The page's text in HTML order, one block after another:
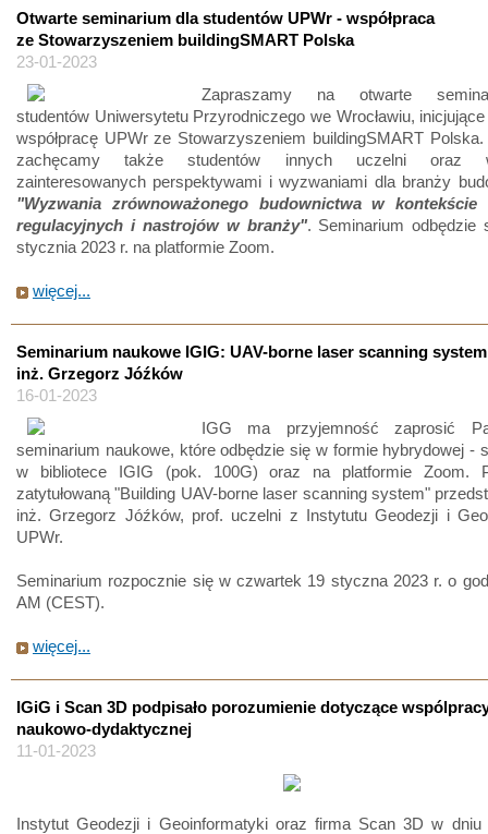
Otwarte seminarium dla studentów UPWr - współpraca
ze Stowarzyszeniem buildingSMART Polska
23-01-2023
Zapraszamy na otwarte
studentów Uniwersytetu Przyrodniczego we Wrocławiu,
współpracę UPWr ze Stowarzyszeniem buildingSMART Polska.
zachęcamy także studentów innych uczelni oraz
zainteresowanych perspektywami i wyzwaniami dla branży
"Wyzwania zrównoważonego budownictwa w kontekście
regulacyjnych i nastrojów w branży". Seminarium odbędzie
stycznia 2023 r. na platformie Zoom.
więcej...
Seminarium naukowe IGIG: UAV-borne laser scanning
inż. Grzegorz Jóźków
16-01-2023
IGG ma przyjemność zaprosić
seminarium naukowe, które odbędzie się w formie hybrydowej -
w bibliotece IGIG (pok. 100G) oraz na platformie Zoom.
zatytułowaną "Building UAV-borne laser scanning system"
inż. Grzegorz Jóźków, prof. uczelni z Instytutu Geodezji i
UPWr.
Seminarium rozpocznie się w czwartek 19 styczna 2023 r. o
AM (CEST).
więcej...
IGiG i Scan 3D podpisało porozumienie dotyczące
naukowo-dydaktycznej
11-01-2023
Instytut Geodezji i Geoinformatyki oraz firma Scan 3D w dniu